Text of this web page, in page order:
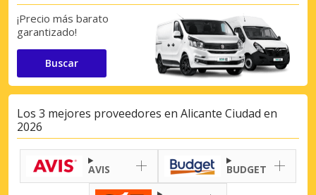
¡Precio más barato
garantizado!
Buscar
Los 3 mejores proveedores en Alicante Ciudad en
2026
AVIS BUDGET